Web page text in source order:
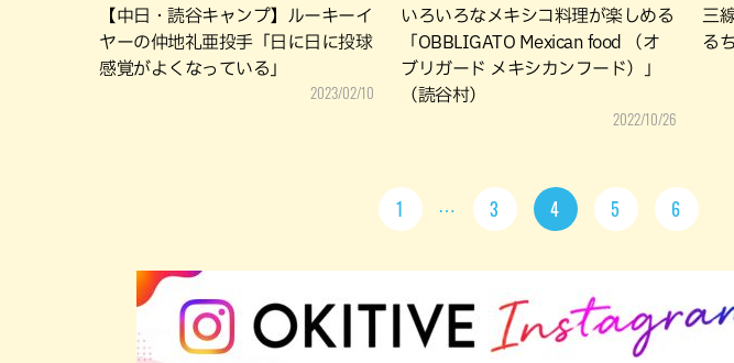
【中日・読谷キャンプ】ルーキーイ
ヤーの仲地礼亜投手「日に日に投球
感覚がよくなっている」
2023/02/10
いろいろなメキシコ料理が楽しめる
「OBBLIGATO Mexican food （オ
ブリガード メキシカンフード）」
（読谷村）
2022/10/26
三
る
1 3 4 5 6